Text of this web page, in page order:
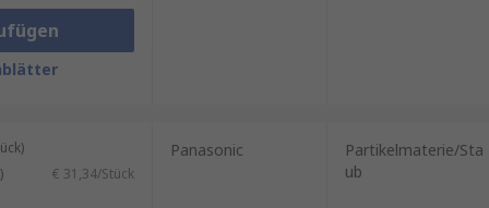
€ 31,34/Stück
Panasonic
Partikelmaterie/Sta
ub